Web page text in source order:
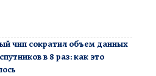
чип сократил объем данных
в 8 раз: как это